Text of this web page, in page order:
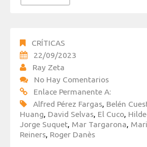
CRÍTICAS
22/09/2023
Ray Zeta
No Hay Comentarios
Enlace Permanente A:
Alfred Pérez Fargas, Belén
Huang, David Selvas, El Cuco,
Jorge Suquet, Mar Targarona,
Reiners, Roger Danès